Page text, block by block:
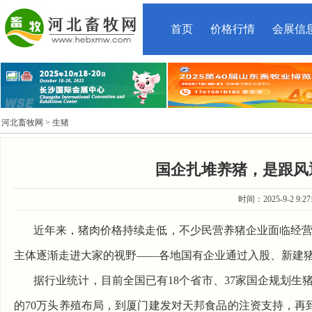
首页 价格行情 会展信
河北畜牧网 > 生猪
国企扎堆养猪，是跟
时间：2025-9-2
近年来，猪肉价格持续走低，不少民营养猪企业面临经
主体逐渐走进大家的视野——各地国有企业通过入股、新建
据行业统计，目前全国已有18个省市、37家国企规划生
的70万头养殖布局，到厦门建发对天邦食品的注资支持，